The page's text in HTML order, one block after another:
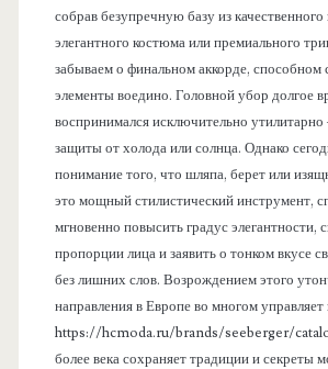
собрав безупречную базу из качественного
элегантного костюма или премиального
забываем о финальном аккорде, способном
элементы воедино. Головной убор долгое
воспринимался исключительно
защиты от холода или солнца. Однако
понимание того, что шляпа, берет или
это мощный стилистический инструмент,
мгновенно повысить градус элегантности,
пропорции лица и заявить о тонком вкусе
без лишних слов. Возрождением этого
направления в Европе во многом
https://hcmoda.ru/brands/seeberger/
более века сохраняет традиции и секреты